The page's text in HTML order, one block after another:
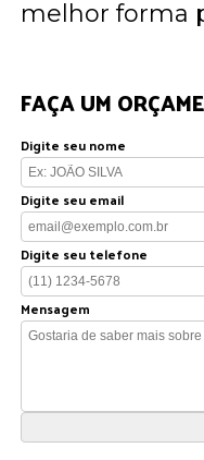
melhor forma
FAÇA UM
Digite seu nome
Digite seu email
Digite seu telefone
Mensagem